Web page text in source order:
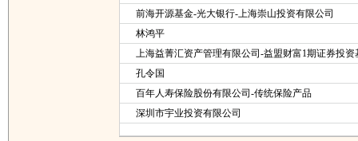
前海开源基金-光大银行-上海崇山投资有限公司
林鸿平
上海益菁汇资产管理有限公司-益盟财富1期证券投资
孔令国
百年人寿保险股份有限公司-传统保险产品
深圳市宇业投资有限公司